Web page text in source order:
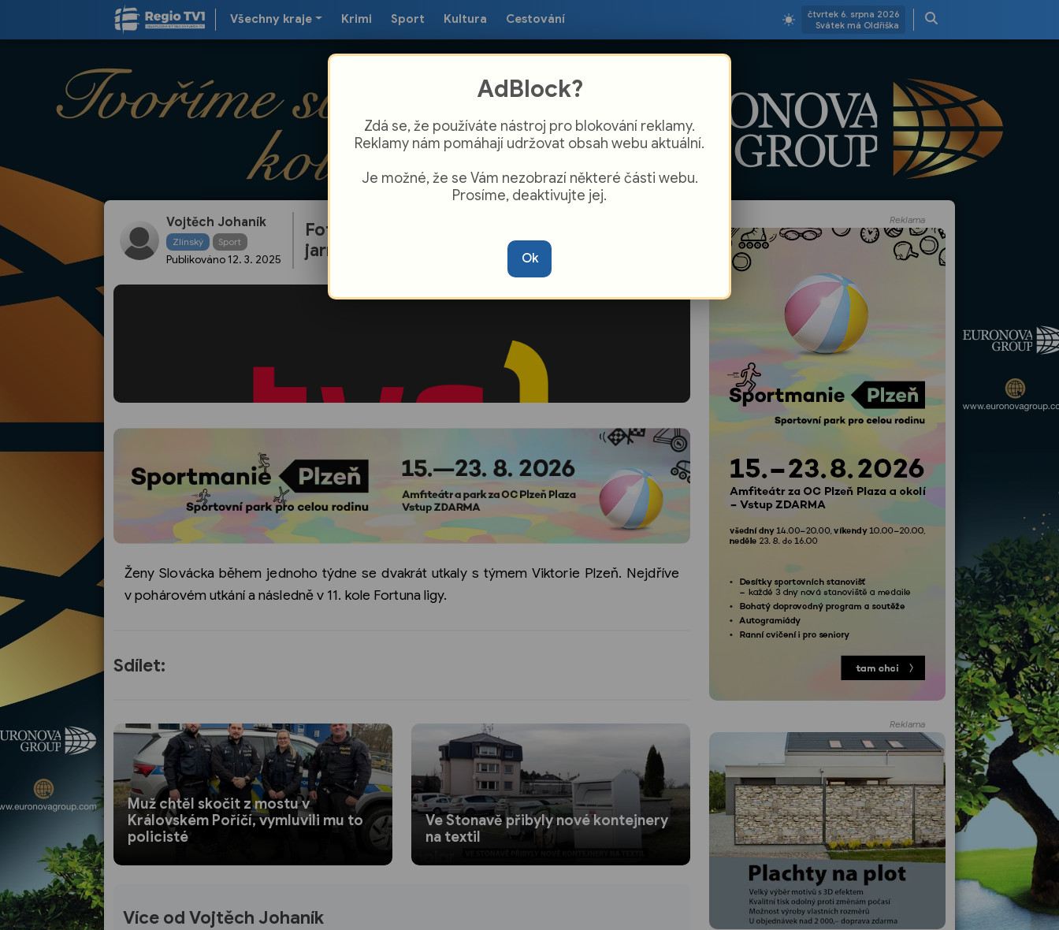
Všechny kraje Krimi Sport Kultura Cestování
čtvrtek 6. srpna 2026
Svátek má Oldřiška
Vojtěch Johaník
Zlínský Sport
Publikováno 12. 3. 2025
Fotbalistky Slovácka úspěšně vstoupily do
jarních odvet
Ženy Slovácka během jednoho týdne se dvakrát utkaly s týmem Viktorie Plzeň. Nejdříve
v pohárovém utkání a následně v 11. kole Fortuna ligy.
Sdílet:
Muž chtěl skočit z mostu v
Královském Poříčí, vymluvili mu to
policisté
Ve Stonavě přibyly nové kontejnery
na textil
Více od Vojtěch Johaník
Reklama
Reklama
AdBlock?
Zdá se, že používáte nástroj pro blokování reklamy.
Reklamy nám pomáhají udržovat obsah webu aktuální.
Je možné, že se Vám nezobrazí některé části webu.
Prosíme, deaktivujte jej.
Ok